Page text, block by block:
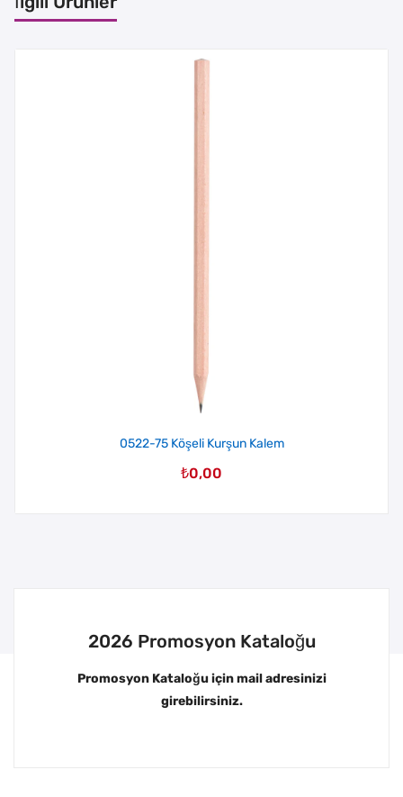
0522-75 Köşeli Kurşun Kalem
₺0,00
2026 Promosyon Kataloğu
Promosyon Kataloğu için mail adresinizi
girebilirsiniz.